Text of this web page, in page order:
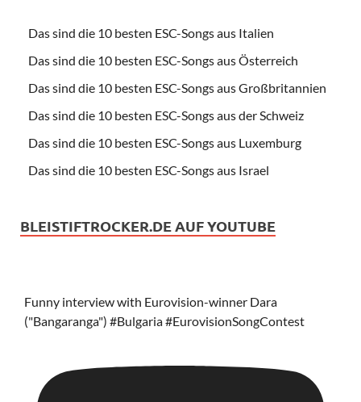
Das sind die 10 besten ESC-Songs aus Italien
Das sind die 10 besten ESC-Songs aus Österreich
Das sind die 10 besten ESC-Songs aus Großbritannien
Das sind die 10 besten ESC-Songs aus der Schweiz
Das sind die 10 besten ESC-Songs aus Luxemburg
Das sind die 10 besten ESC-Songs aus Israel
BLEISTIFTROCKER.DE AUF YOUTUBE
Funny interview with Eurovision-winner Dara
("Bangaranga") #Bulgaria #EurovisionSongContest